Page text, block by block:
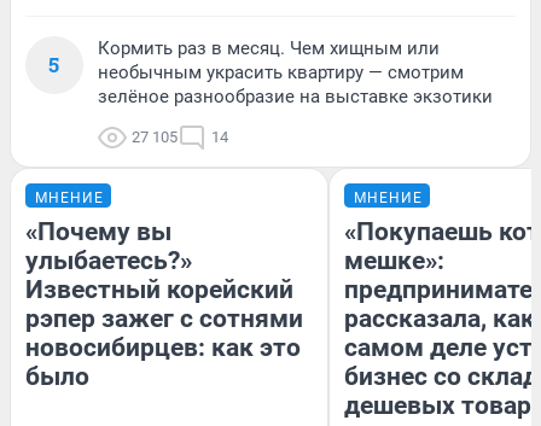
5
Кормить раз в месяц. Чем хищным или
необычным украсить квартиру — смотрим
зелёное разнообразие на выставке экзотики
27 105 14
МНЕНИЕ
«Почему вы
улыбаетесь?»
Известный корейский
рэпер зажег с сотнями
новосибирцев: как это
было
МНЕНИЕ
«Покупаешь
мешке»:
рассказала, как
самом деле
бизнес со
дешевых